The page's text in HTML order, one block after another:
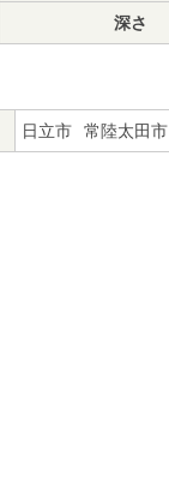
深さ
日立市 常陸太田市